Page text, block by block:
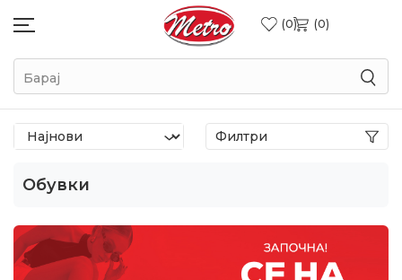
0 0
Барај
Обувки
Филтри